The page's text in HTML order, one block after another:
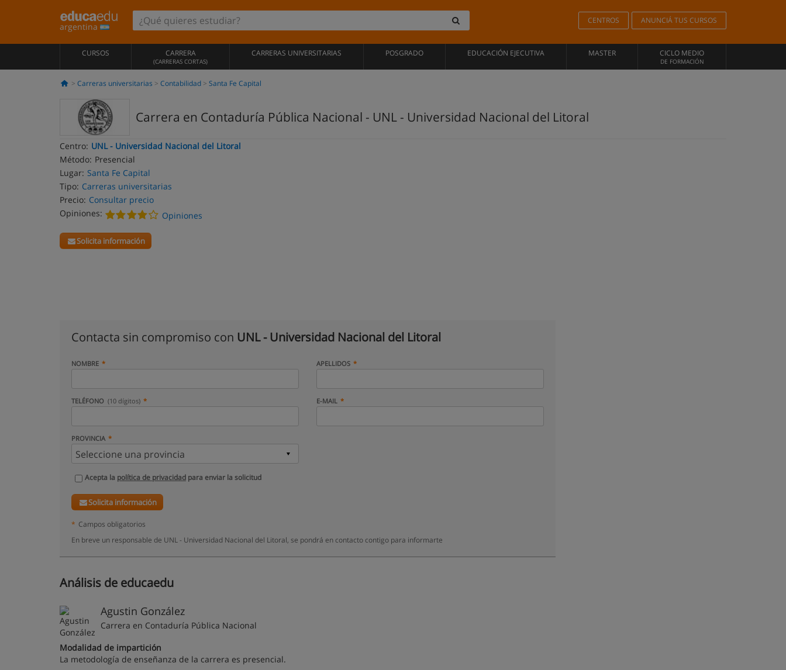
argentina
CENTROS ANUNCIÁ TUS CURSOS
CURSOS CARRERA
(CARRERAS CORTAS)
CARRERAS UNIVERSITARIAS POSGRADO EDUCACIÓN EJECUTIVA MASTER CICLO MEDIO
DE FORMACIÓN
Carreras universitarias Contabilidad Santa Fe Capital
Carrera en Contaduría Pública Nacional - UNL - Universidad Nacional del Litoral
Centro: UNL - Universidad Nacional del Litoral
Método: Presencial
Lugar: Santa Fe Capital
Tipo: Carreras universitarias
Precio: Consultar precio
Opiniones:
Opiniones
Solicita información
Contacta sin compromiso con UNL - Universidad Nacional del Litoral
NOMBRE APELLIDOS
TELÉFONO (10 dígitos) E-MAIL
PROVINCIA
Acepta la política de privacidad para enviar la solicitud
Solicita información
* Campos obligatorios
En breve un responsable de UNL - Universidad Nacional del Litoral, se pondrá en contacto contigo para informarte
Análisis de educaedu
Agustin González
Carrera en Contaduría Pública Nacional
Modalidad de impartición
La metodología de enseñanza de la carrera es presencial.